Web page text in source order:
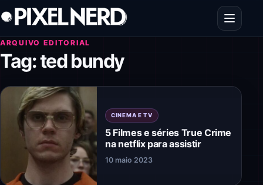
Pular para o conteúdo
Abrir
ARQUIVO EDITORIAL
Tag:ted bundy
CINEMA E TV
5 Filmes e séries True Crime
na netflix para assistir
10 maio 2023